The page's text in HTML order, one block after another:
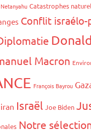
Catastrophes
Conflit israélo-
Macron
François Bayrou
iran Israël Joe Biden
Notre